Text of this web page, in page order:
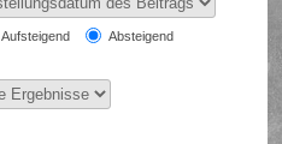
Aufsteigend
Absteigend